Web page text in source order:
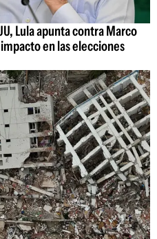
Lula apunta contra Marco
en las elecciones